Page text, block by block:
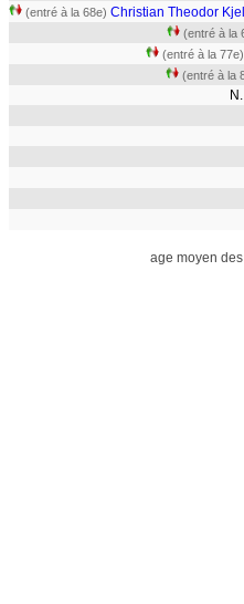
(entré à la 68e) Christian Theodor
(entré à la
(entré à la 77e)
(entré à la
age moyen